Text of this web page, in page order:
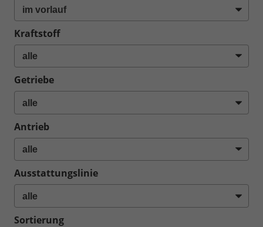
Kraftstoff
Getriebe
Antrieb
Ausstattungslinie
Sortierung